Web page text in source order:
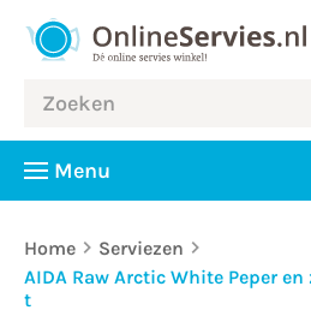
Menu
Home
Serviezen
AIDA Raw Arctic White Peper
t